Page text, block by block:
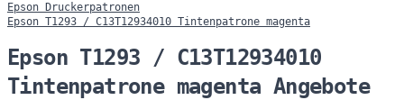
Epson Druckerpatronen
Epson T1293 / C13T12934010 Tintenpatrone magenta
Epson T1293 / C13T12934010
Tintenpatrone magenta Angebote